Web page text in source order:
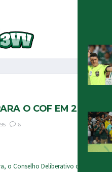
O COF EM 2023
6
o Conselho Deliberativo da SEP